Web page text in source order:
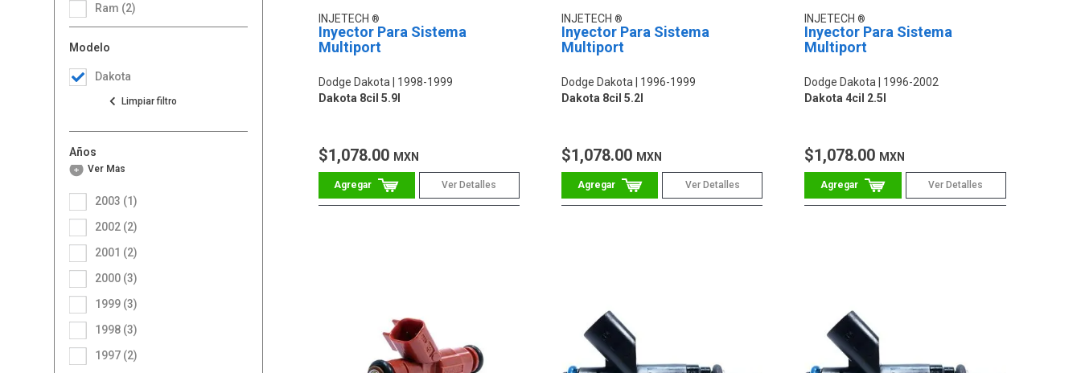
Ram (2)
Modelo
Dakota
Años
1997 (2)
1998 (3)
1999 (3)
2000 (3)
2001 (2)
2002 (2)
2003 (1)
Ver Más
INJETECH
Inyector Para Sistema
Multiport
Dodge Dakota
1998-1999
Dakota 8cil 5.9l
$1,078.00 MXN
Ver Detalles
INJETECH
Inyector Para Sistema
Multiport
Dodge Dakota
1996-1999
Dakota 8cil 5.2l
$1,078.00 MXN
Ver Detalles
INJETECH
Inyector Para Sistema
Multiport
Dodge Dakota
1996-2002
Dakota 4cil 2.5l
$1,078.00 MXN
Ver Detalles